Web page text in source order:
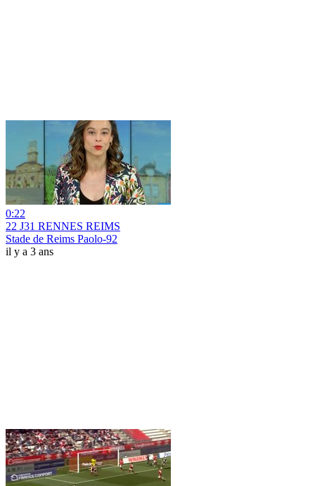
0:22
22 J31 RENNES REIMS
Stade de Reims Paolo-92
il y a 3 ans